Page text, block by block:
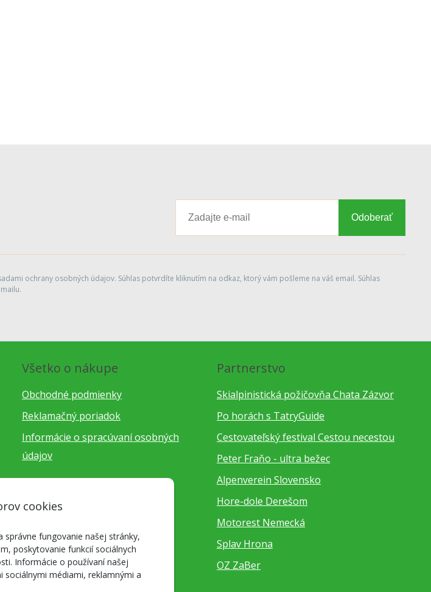
cookies
správne fungovanie našej stránky,
poskytovanie funkcií sociálnych
Informácie o používaní našej
sociálnymi médiami, reklamnými a
Odoberať
ochrany osobných údajov. Súhlas potvrdíte kliknutím na odkaz, ktorý vám pošleme na váš email. Súhlas
Všetko o nákupe
Obchodné podmienky
Reklamačný poriadok
Informácie o spracúvaní osobných
údajov
Partnerstvo
Skialpinistická požičovňa Chata Zázvor
Po horách s TatryGuide
Cestovateľský festival Cestou necestou
Peter Fraňo - ultra bežec
Alpenverein Slovensko
Hore-dole Derešom
Motorest Nemecká
Splav Hrona
OZ ZaBer